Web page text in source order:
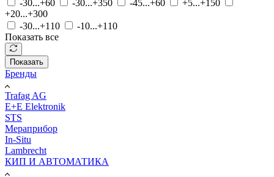
-30...+60 -30...+350 -45...+60
+5...+150
+20...+300
-30...+110
-10...+110
Показать все
Показать
Бренды
Trafag AG
E+E Elektronik
STS
Мераприбор
In-Situ
Lambrecht
КИП И АВТОМАТИКА